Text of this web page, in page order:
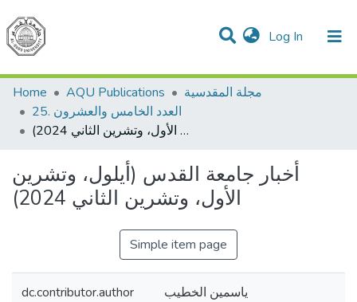
Log In (current)
Communities & Collections
All of DSpace
Home
AQU Publications
مجلة المقدسية
25. العدد الخامس والعشرون
أخبار جامعة القدس (أيلول، وتشرين الأول، وتشرين الثاني 2024)
أخبار جامعة القدس (أيلول، وتشرين
الأول، وتشرين الثاني 2024)
Simple item page
dc.contributor.author ياسمين الخطيب